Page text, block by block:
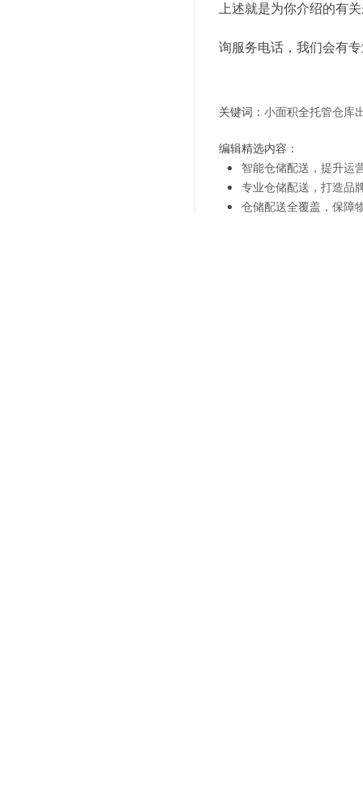
上述就是为你介绍的有
询服务电话，我们会有
关键词： 小面积全托管仓库
编辑精选内容：
智能仓储配送，提升运
专业仓储配送，打造品
仓储配送全覆盖，保障